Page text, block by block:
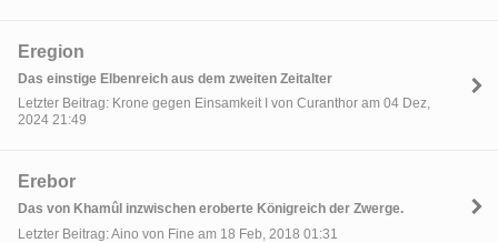
Eregion
Das einstige Elbenreich aus dem zweiten Zeitalter
Letzter Beitrag: Krone gegen Einsamkeit I von Curanthor am 04 Dez,
2024 21:49
Erebor
Das von Khamûl inzwischen eroberte Königreich der Zwerge.
Letzter Beitrag: Aino von Fine am 18 Feb, 2018 01:31